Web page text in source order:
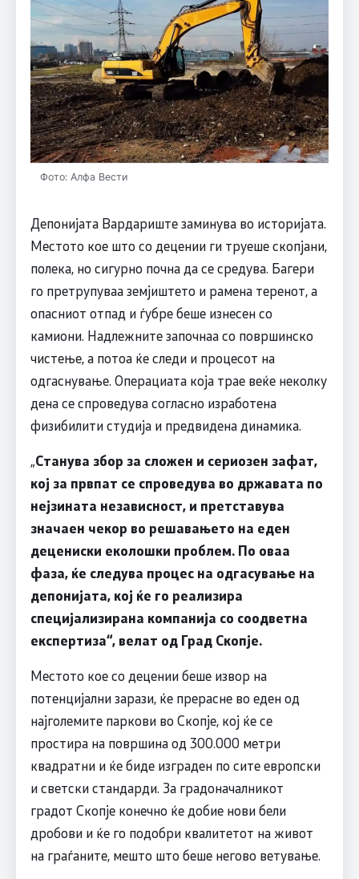
Фото: Алфа Вести
Депонијата Вардариште заминува во историјата.
Местото кое што со децении ги труеше скопјани,
полека, но сигурно почна да се средува. Багери
го претрупуваа земјиштето и рамена теренот, а
опасниот отпад и ѓубре беше изнесен со
камиони. Надлежните започнаа со површинско
чистење, а потоа ќе следи и процесот на
одгаснување. Операциата која трае веќе неколку
дена се спроведува согласно изработена
физибилити студија и предвидена динамика.
„Станува збор за сложен и сериозен зафат,
кој за првпат се спроведува во државата по
нејзината независност, и претставува
значаен чекор во решавањето на еден
децениски еколошки проблем. По оваа
фаза, ќе следува процес на одгасување на
депонијата, кој ќе го реализира
специјализирана компанија со соодветна
експертиза“, велат од Град Скопје.
Местото кое со децении беше извор на
потенцијални зарази, ќе прерасне во еден од
најголемите паркови во Скопје, кој ќе се
простира на површина од 300.000 метри
квадратни и ќе биде изграден по сите европски
и светски стандарди. За градоначалникот
градот Скопје конечно ќе добие нови бели
дробови и ќе го подобри квалитетот на живот
на граѓаните, мешто што беше негово ветување.